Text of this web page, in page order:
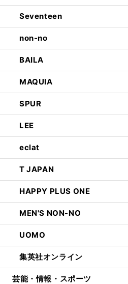
Seventeen
non-no
BAILA
MAQUIA
SPUR
LEE
eclat
T JAPAN
HAPPY PLUS ONE
MEN'S NON-NO
UOMO
集英社オンライン
芸能・情報・スポーツ